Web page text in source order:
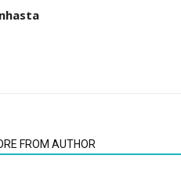
FROM AUTHOR